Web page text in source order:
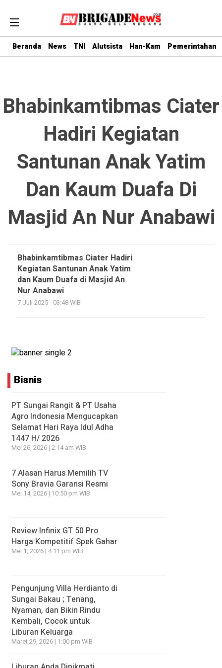
Beranda News TNI Alutsista Han-Kam Pemerintahan
Bhabinkamtibmas Ciater
Hadiri Kegiatan
Santunan Anak Yatim
Dan Kaum Duafa Di
Masjid An Nur Anabawi
Bhabinkamtibmas Ciater Hadiri
Kegiatan Santunan Anak Yatim
dan Kaum Duafa di Masjid An
Nur Anabawi
7 Juli 2025 - 03:48 WIB
Bisnis
PT Sungai Rangit & PT Usaha
Agro Indonesia Mengucapkan
Selamat Hari Raya Idul Adha
1447 H/ 2026
Mei 26, 2026 | 2:14 am WIB
7 Alasan Harus Memilih TV
Sony Bravia Garansi Resmi
Mei 14, 2026 | 10:50 pm WIB
Review Infinix GT 50 Pro
Harga Kompetitif Spek Gahar
Mei 1, 2026 | 4:11 pm WIB
Pengunjung Villa Herdianto di
Sungai Bakau ; Tenang,
Nyaman, dan Bikin Rindu
Kembali, Cocok untuk
Liburan Keluarga
Maret 29, 2026 | 1:00 pm WIB